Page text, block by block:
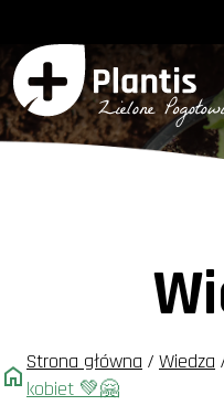
Strona główna / Wiedza
kobiet 💚🤗